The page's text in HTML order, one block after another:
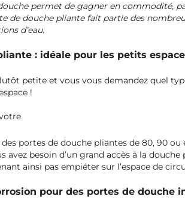
permet de gagner en commodité,
de douche pliante fait partie des
d’eau.
: idéale pour les petits
petite et vous vous demandez quel
!
portes de douche pliantes de 80, 90 ou
avez besoin d’un grand accès à la
ainsi pas empiéter sur l’espace de
pour des portes de douche